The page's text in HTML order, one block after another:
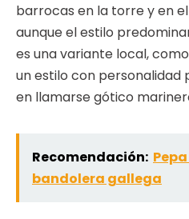
barrocas en la torre y en
aunque el estilo
es una variante local,
un estilo con personalidad
en llamarse gótico
Recomendación:
bandolera gallega